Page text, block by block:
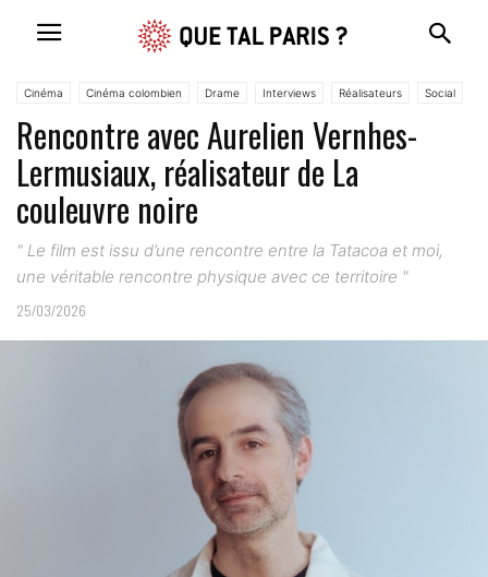
Cinéma Cinéma colombien Drame Interviews Réalisateurs Social
Rencontre avec Aurelien Vernhes-
Lermusiaux, réalisateur de La
couleuvre noire
" Le film est issu d’une rencontre entre la Tatacoa et moi,
une véritable rencontre physique avec ce territoire "
25/03/2026